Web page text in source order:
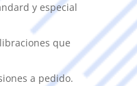
y especial
que
a pedido.